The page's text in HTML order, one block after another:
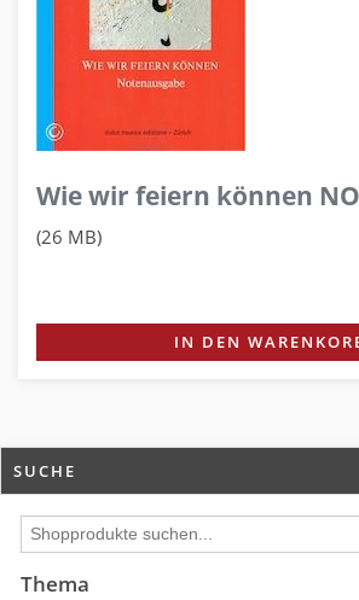
Wie wir feiern können
(26 MB)
IN DEN
SUCHE
Thema